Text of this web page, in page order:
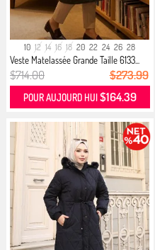
10 12 14 16 18 20 22 24 26 28
Veste Matelassée Grande Taille 6133...
$714.00 $273.99
POUR AUJOURD HUI $164.39